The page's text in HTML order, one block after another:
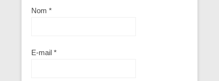
Nom *
E-mail *